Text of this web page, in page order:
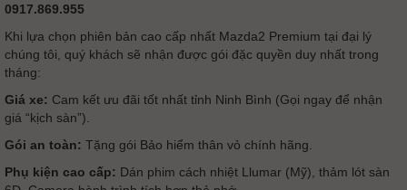
0917.869.955
Khi lựa chọn phiên bản cao cấp nhất Mazda2 Premium tại đại lý
chúng tôi, quý khách sẽ nhận được gói đặc quyền duy nhất trong
tháng:
Giá xe: Cam kết ưu đãi tốt nhất tỉnh Ninh Bình (Gọi ngay để nhận
giá “kịch sàn”).
Gói an toàn: Tặng gói Bảo hiểm thân vỏ chính hãng.
Phụ kiện cao cấp: Dán phim cách nhiệt Llumar (Mỹ), thảm lót sàn